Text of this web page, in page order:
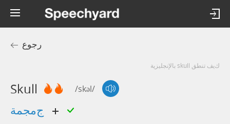
رجوع
كيف تنطق skull بالإنجليزية
Skull /skəl/